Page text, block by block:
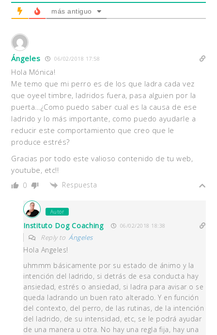
más antiguo
Ángeles 06/02/2018 17:58
Hola Mónica!
Me temo que mi perro es de los que ladra cada vez
que oyeel timbre, ladridos fuera, pasa alguien por la
puerta…¿Como puedo saber cual es la causa de ese
ladrido y lo más importante, como puedo ayudarle a
reducir este comportamiento que creo que le
produce estrés?
Gracias por todo este valioso contenido de tu web,
youtube, etc!!
0 Respuesta
Autor
Instituto Dog Coaching 06/02/2018 18:38
Reply toÁngeles
Hola Angeles!
uhmmm básicamente por su estado de ánimo y la
intención del ladrido, si detrás de esa conducta hay
ansiedad, estrés o ansiedad, si ladra para avisar o se
queda ladrando un buen rato alterado. Y en función
del contexto, del perro, de las rutinas, de la intención
del ladrido, de su intensidad, etc, se le podrá ayudar
de una manera u otra. No hay una regla fija, hay una